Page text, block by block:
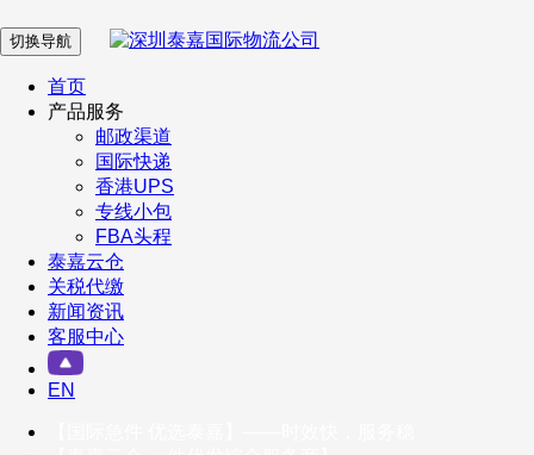
在 线 客 服
企业微信
订阅号
客户服务热线
400-098-5699
联系我们
切换导航
首页
产品服务
邮政渠道
国际快递
香港UPS
专线小包
FBA头程
泰嘉云仓
关税代缴
新闻资讯
客服中心
EN